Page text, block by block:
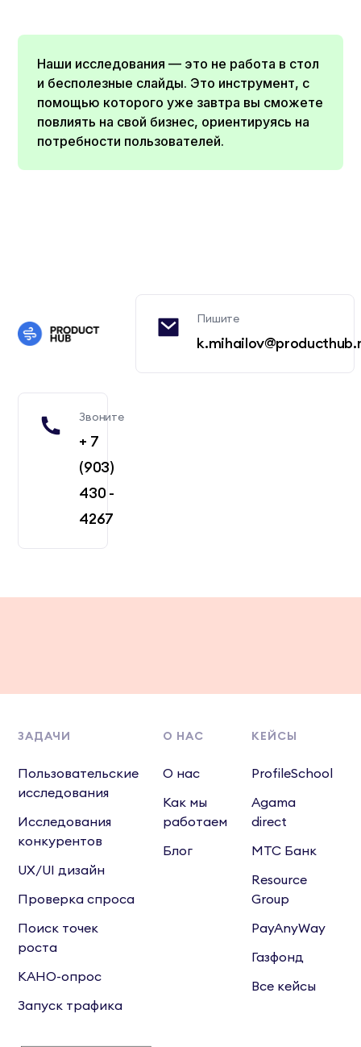
Наши исследования — это не работа в стол
и бесполезные слайды. Это инструмент, с
помощью которого уже завтра вы сможете
повлиять на свой бизнес, ориентируясь на
потребности пользователей.
Пишите
Звоните
+ 7
(903)
430 -
4267
ЗАДАЧИ
Пользовательские
исследования
Исследования
конкурентов
UX/UI дизайн
Проверка спроса
Поиск точек
роста
КАНО-опрос
Запуск трафика
О НАС
О нас
Как мы
работаем
Блог
КЕЙСЫ
ProfileSchool
Agama
direct
МТС Банк
Resource
Group
PayAnyWay
Газфонд
Все кейсы